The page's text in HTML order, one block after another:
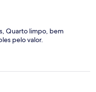
Quarto limpo, bem
pelo valor.